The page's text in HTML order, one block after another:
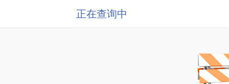
正在查询中